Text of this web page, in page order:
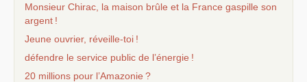
Monsieur Chirac, la maison brûle et la France gaspille son
argent !
Jeune ouvrier, réveille-toi !
défendre le service public de l’énergie !
20 millions pour l’Amazonie ?